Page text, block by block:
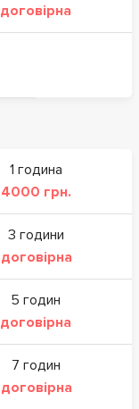
договірна
1 година
4000 грн.
3 години
договірна
5 годин
договірна
7 годин
договірна